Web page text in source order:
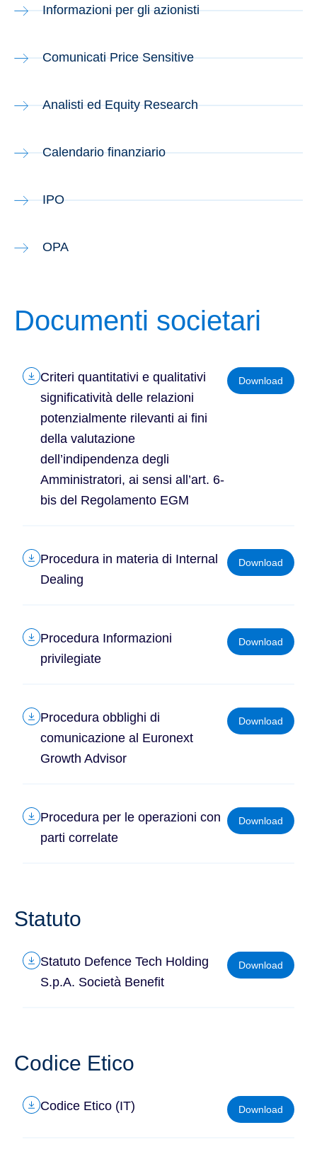
Informazioni per gli azionisti
Comunicati Price Sensitive
Analisti ed Equity Research
Calendario finanziario
IPO
OPA
Documenti societari
Criteri quantitativi e qualitativi
significatività delle relazioni
potenzialmente rilevanti ai fini
della valutazione
dell’indipendenza degli
Amministratori, ai sensi all’art. 6-
bis del Regolamento EGM
Download
Procedura in materia di Internal
Dealing
Download
Procedura Informazioni
privilegiate
Download
Procedura obblighi di
comunicazione al Euronext
Growth Advisor
Download
Procedura per le operazioni con
parti correlate
Download
Statuto
Statuto Defence Tech Holding
S.p.A. Società Benefit
Download
Codice Etico
Codice Etico (IT) Download